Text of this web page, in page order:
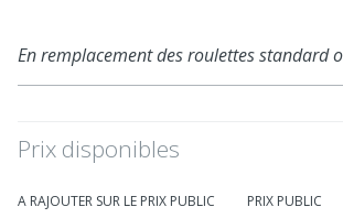
En remplacement des roulettes standard
Prix disponibles
A RAJOUTER SUR LE PRIX PUBLIC PRIX PUBLIC